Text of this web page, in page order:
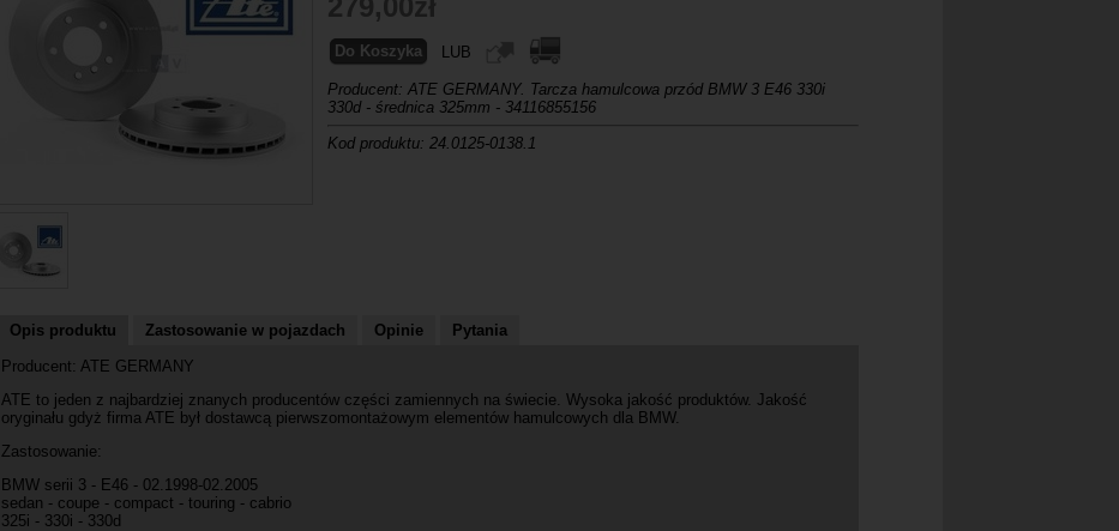
279,00zł
LUB
Producent: ATE GERMANY. Tarcza hamulcowa przód BMW 3 E46 330i
330d - średnica 325mm - 34116855156
Kod produktu: 24.0125-0138.1
34116855156,34 11 6855156,34 11 6 855 156,34 11 6 855156,6855156
Opis produktu Zastosowanie w pojazdach Opinie
Pytania
Producent: ATE GERMANY
ATE to jeden z najbardziej znanych producentów części zamiennych na świecie. Wysoka jakość produktów. Jakość
oryginału gdyż firma ATE był dostawcą pierwszomontażowym elementów hamulcowych dla BMW.
Zastosowanie:
BMW serii 3 - E46 - 02.1998-02.2005
sedan - coupe - compact - touring - cabrio
325i - 330i - 330d